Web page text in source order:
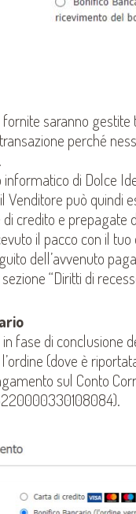
saranno gestite
perché
informatico di Dolce
Venditore può quindi
credito e prepagate
il pacco con il
dell’avvenuto
“Diritti di
in fase di conclusione
(dove è
sul Conto